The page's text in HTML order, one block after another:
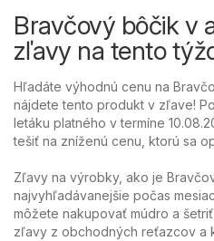
Bravčový bôčik v
zľavy na tento
Hľadáte výhodnú cenu na
nájdete tento produkt v zľave!
letáku platného v termíne
tešiť na zníženú cenu, ktorú sa
Zľavy na výrobky, ako je
najvyhľadávanejšie počas
môžete nakupovať múdro a
zľavy z obchodných reťazcov a